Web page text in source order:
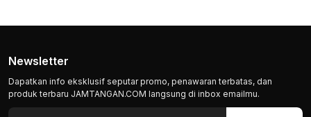
Newsletter
Dapatkan info eksklusif seputar promo, penawaran terbatas, dan
produk terbaru JAMTANGAN.COM langsung di inbox emailmu.